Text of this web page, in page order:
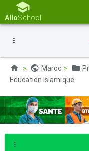
AlloSchool
Maroc
Education Islamique